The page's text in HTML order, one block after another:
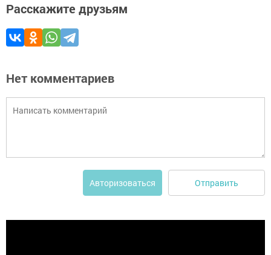
Расскажите друзьям
Нет комментариев
Авторизоваться Отправить